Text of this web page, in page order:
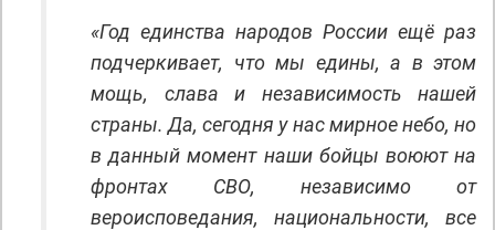
«Год единства народов России ещё раз
подчеркивает, что мы едины, а в этом
мощь, слава и независимость нашей
страны. Да, сегодня у нас мирное небо, но
в данный момент наши бойцы воюют на
фронтах СВО, независимо от
вероисповедания, национальности, все